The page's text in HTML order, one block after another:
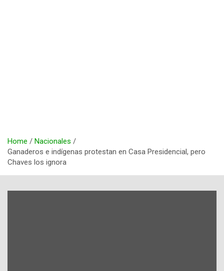
Home
Nacionales
Ganaderos e indígenas protestan en Casa Presidencial, pero
Chaves los ignora